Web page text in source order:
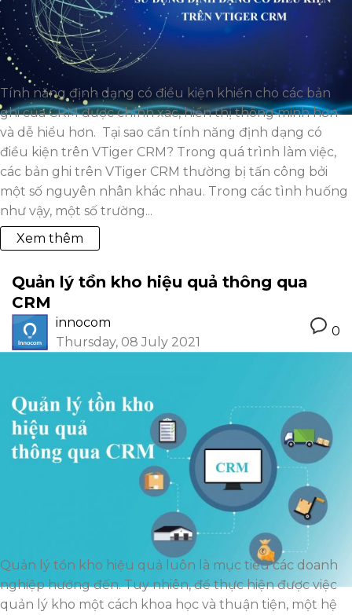
Tính năng định dạng có điều kiện khiến cho các bản
ghi của CRM được chính xác, hiển thị thông minh hơn
và dễ hiểu hơn. Tại sao cần tính năng định dạng có
điều kiện trên VTiger CRM? Trong quá trình làm việc,
các bản ghi trên VTiger CRM thường bị tấn công bởi
một số nguyên nhân khác nhau. Trong các tình huống
như vậy, một số trường...
Xem thêm
Quản lý tồn kho hiệu quả thông qua
CRM
innocom
Thursday, 08 July 2021
0
Quản lý tồn kho hiệu quả luôn là mục tiêu các doanh
nghiệp hướng đến. Tuy nhiên, để thực hiện được việc
quản lý kho một cách khoa học và thuận tiện, một hệ